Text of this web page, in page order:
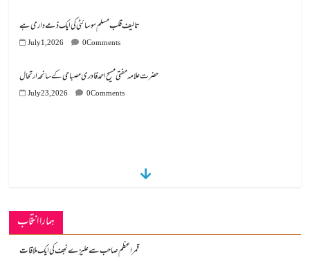
ہمارا انتخاب
قمر اعظم صاحب سے علیزے نجف کی ایک ملاقات